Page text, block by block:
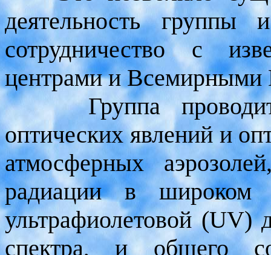
деятельность группы
сотрудничество с
центрами и
Группа проводит
оптических явлений и
атмосферных
радиации в широком
ультрафиолетовой
спектра, и общего